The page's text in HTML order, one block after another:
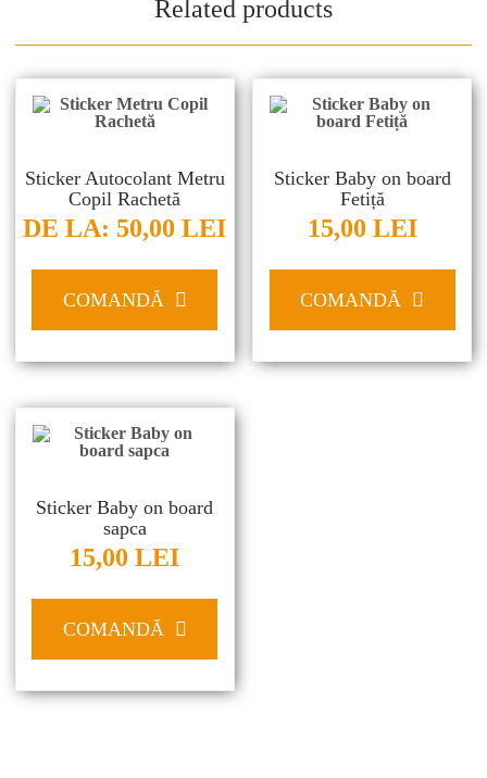
Related products
Sticker Autocolant Metru
Copil Rachetă
DE LA: 50,00LEI
COMANDĂ
Sticker Baby on board
Fetiță
15,00 LEI
COMANDĂ
Sticker Baby on board
sapca
15,00LEI
COMANDĂ